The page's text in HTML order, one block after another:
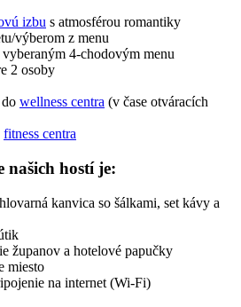
izbu s atmosférou romantiky
výberom z menu
4-chodovým menu
2 osoby
wellness centra (v čase otváracích
fitness centra
našich hostí je:
kanvica so šálkami, set kávy a
županov a hotelové papučky
miesto
na internet (Wi-Fi)